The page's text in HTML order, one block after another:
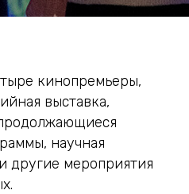
кинопремьеры,
выставка,
научная
другие мероприятия